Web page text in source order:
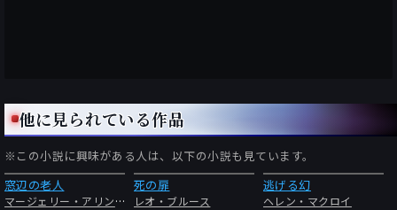
他に見られている作品
※この小説に興味がある人は、以下の小説も見ています。
窓辺の老人
マージェリー・アリンガム
死の扉
レオ・ブルース
逃げる幻
ヘレン・マクロイ